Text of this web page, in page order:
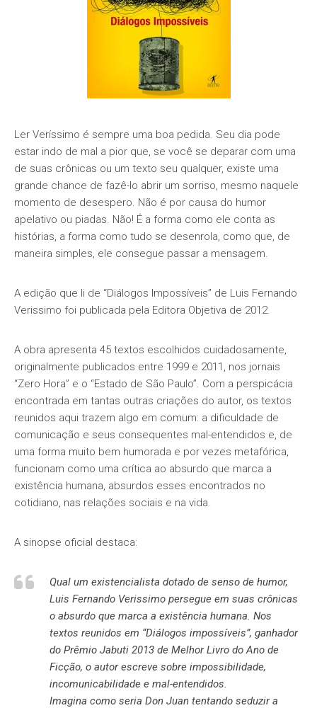
Ler Veríssimo é sempre uma boa pedida. Seu dia pode
estar indo de mal a pior que, se você se deparar com uma
de suas crônicas ou um texto seu qualquer, existe uma
grande chance de fazê-lo abrir um sorriso, mesmo naquele
momento de desespero. Não é por causa do humor
apelativo ou piadas. Não! É a forma como ele conta as
histórias, a forma como tudo se desenrola, como que, de
maneira simples, ele consegue passar a mensagem.
A edição que li de “Diálogos Impossíveis” de Luis Fernando
Verissimo foi publicada pela Editora Objetiva de 2012.
A obra apresenta 45 textos escolhidos cuidadosamente,
originalmente publicados entre 1999 e 2011, nos jornais
“Zero Hora” e o “Estado de São Paulo”. Com a perspicácia
encontrada em tantas outras criações do autor, os textos
reunidos aqui trazem algo em comum: a dificuldade de
comunicação e seus consequentes mal-entendidos e, de
uma forma muito bem humorada e por vezes metafórica,
funcionam como uma crítica ao absurdo que marca a
existência humana, absurdos esses encontrados no
cotidiano, nas relações sociais e na vida.
A sinopse oficial destaca:
Qual um existencialista dotado de senso de humor,
Luis Fernando Verissimo persegue em suas crônicas
o absurdo que marca a existência humana. Nos
textos reunidos em “Diálogos impossíveis”, ganhador
do Prêmio Jabuti 2013 de Melhor Livro do Ano de
Ficção, o autor escreve sobre impossibilidade,
incomunicabilidade e mal-entendidos.
Imagina como seria Don Juan tentando seduzir a